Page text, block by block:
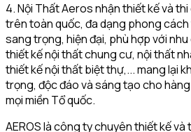
4. Nội Thất Aeros nhận thiết kế và
trên toàn quốc, đa dạng phong
sang trọng, hiện đại, phù hợp với
thiết kế nội thất chung cư, nội thất
thiết kế nội thất biệt thự,... mang lại
trọng, độc đáo và sáng tạo cho
mọi miền Tổ quốc.
AEROS là công ty chuyên thiết kế